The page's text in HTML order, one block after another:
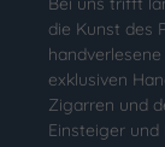
die Kunst des
exklusiven
Zigarren und
Einsteiger